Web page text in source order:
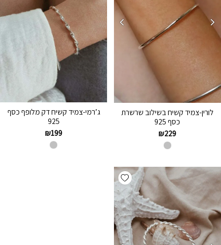
לורין-צמיד קשיח בשילוב שרשרת
כסף 925
₪229
ג’רמי-צמיד קשיח דק מלופף כסף
925
₪199
Add wishlist